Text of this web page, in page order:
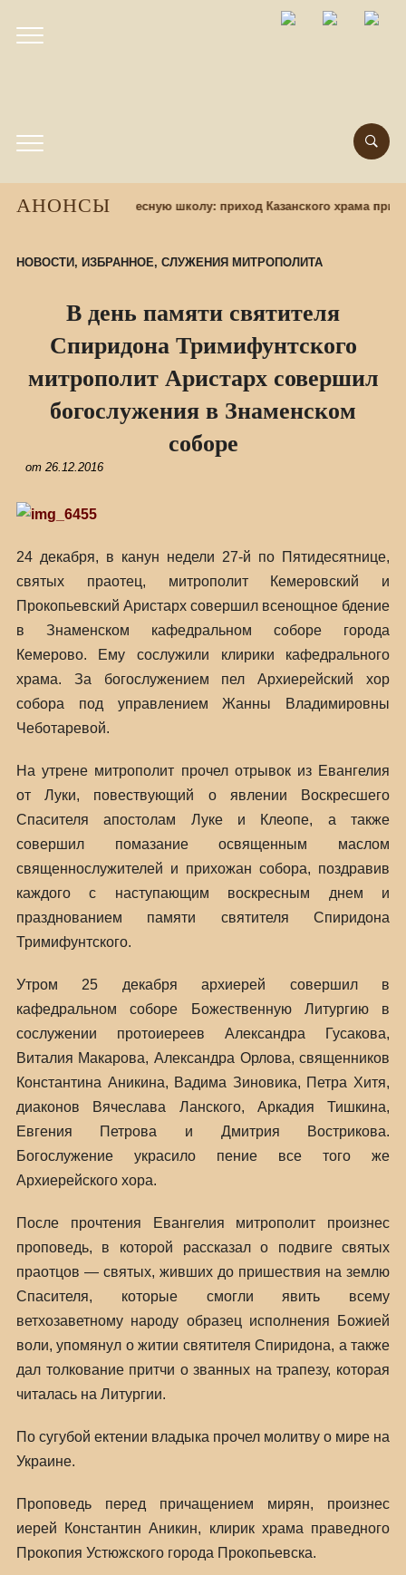
АНОНСЫ
учащихся в воскресную школу: приход Казанского храма
НОВОСТИ , ИЗБРАННОЕ, СЛУЖЕНИЯ МИТРОПОЛИТА
В день памяти святителя
Спиридона Тримифунтского
митрополит Аристарх совершил
богослужения в Знаменском
соборе
от 26.12.2016
24 декабря, в канун недели 27-й по Пятидесятнице,
святых праотец, митрополит Кемеровский и
Прокопьевский Аристарх совершил всенощное бдение
в Знаменском кафедральном соборе города
Кемерово. Ему сослужили клирики кафедрального
храма. За богослужением пел Архиерейский хор
собора под управлением Жанны Владимировны
Чеботаревой.
На утрене митрополит прочел отрывок из Евангелия
от Луки, повествующий о явлении Воскресшего
Спасителя апостолам Луке и Клеопе, а также
совершил помазание освященным маслом
священнослужителей и прихожан собора, поздравив
каждого с наступающим воскресным днем и
празднованием памяти святителя Спиридона
Тримифунтского.
Утром 25 декабря архиерей совершил в
кафедральном соборе Божественную Литургию в
сослужении протоиереев Александра Гусакова,
Виталия Макарова, Александра Орлова, священников
Константина Аникина, Вадима Зиновика, Петра Хитя,
диаконов Вячеслава Ланского, Аркадия Тишкина,
Евгения Петрова и Дмитрия Вострикова.
Богослужение украсило пение все того же
Архиерейского хора.
После прочтения Евангелия митрополит произнес
проповедь, в которой рассказал о подвиге святых
праотцов — святых, живших до пришествия на землю
Спасителя, которые смогли явить всему
ветхозаветному народу образец исполнения Божией
воли, упомянул о житии святителя Спиридона, а также
дал толкование притчи о званных на трапезу, которая
читалась на Литургии.
По сугубой ектении владыка прочел молитву о мире на
Украине.
Проповедь перед причащением мирян, произнес
иерей Константин Аникин, клирик храма праведного
Прокопия Устюжского города Прокопьевска.